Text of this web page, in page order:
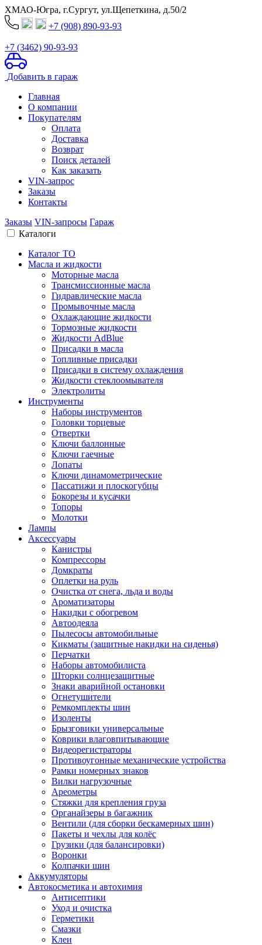
ХМАО-Югра, г.Сургут, ул.Щепеткина, д.50/2
+7 (908) 890-93-93
+7 (3462) 90-93-93
Добавить в гараж
Главная
О компании
Покупателям
Оплата
Доставка
Возврат
Поиск деталей
Как заказать
VIN-запрос
Заказы
Контакты
Заказы VIN-запросы Гараж
Каталоги
Каталог ТО
Масла и жидкости
Моторные масла
Трансмиссионные масла
Гидравлические масла
Промывочные масла
Охлаждающие жидкости
Тормозные жидкости
Жидкости AdBlue
Присадки в масла
Топливные присадки
Присадки в систему охлаждения
Жидкости стеклоомывателя
Электролиты
Инструменты
Наборы инструментов
Головки торцевые
Отвертки
Ключи баллонные
Ключи гаечные
Лопаты
Ключи динамометрические
Пассатижи и плоскогубцы
Бокорезы и кусачки
Топоры
Молотки
Лампы
Аксессуары
Канистры
Компрессоры
Домкраты
Оплетки на руль
Очистка от снега, льда и воды
Ароматизаторы
Накидки с обогревом
Автоодеяла
Пылесосы автомобильные
Кикматы (защитные накидки на сиденья)
Перчатки
Наборы автомобилиста
Шторки солнцезащитные
Знаки аварийной остановки
Огнетушители
Ремкомплекты шин
Изоленты
Брызговики универсальные
Коврики влаговпитывающие
Видеорегистраторы
Противоугонные механические устройства
Рамки номерных знаков
Вилки нагрузочные
Ареометры
Стяжки для крепления груза
Органайзеры в багажник
Вентили (для сборки бескамерных шин)
Пакеты и чехлы для колёс
Грузики (для балансировки)
Воронки
Колпачки шин
Аккумуляторы
Автокосметика и автохимия
Антисептики
Уход и очистка
Герметики
Смазки
Клеи